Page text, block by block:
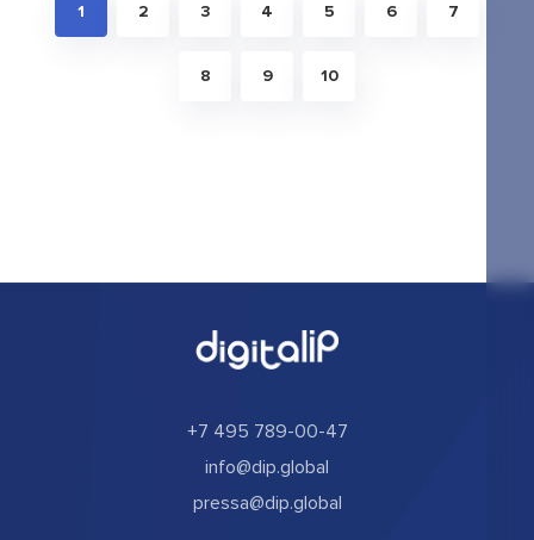
1 2 3 4 5 6 7
8 9 10
+7 495 789-00-47
info@dip.global
pressa@dip.global